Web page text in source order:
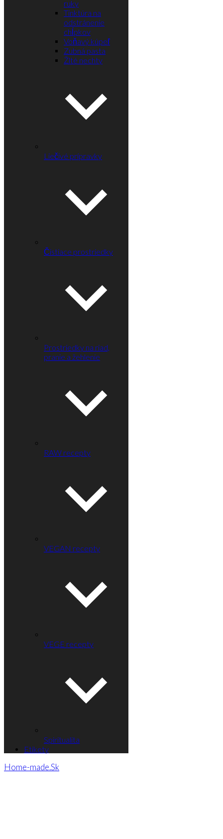
ruky
Tinktúra na
odstránenie
chĺpkov
Voňavý kúpeľ
Zubná pasta
Žlté nechty
Liečivé prípravky
Čistiace prostriedky
Prostriedky na riad,
pranie a žehlenie
RAW recepty
VEGAN recepty
VEGE recepty
Spiritualita
Etikety
Home-made.Sk